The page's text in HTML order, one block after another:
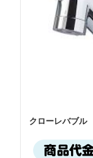
クローレバブ